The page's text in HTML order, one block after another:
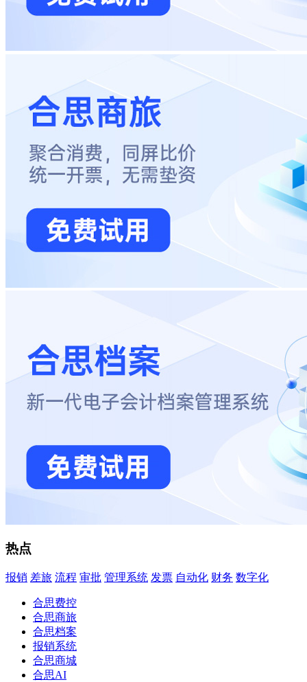
热点
报销 差旅 流程 审批 管理系统 发票 自动化 财务 数字化
合思费控
合思商旅
合思档案
报销系统
合思商城
合思AI